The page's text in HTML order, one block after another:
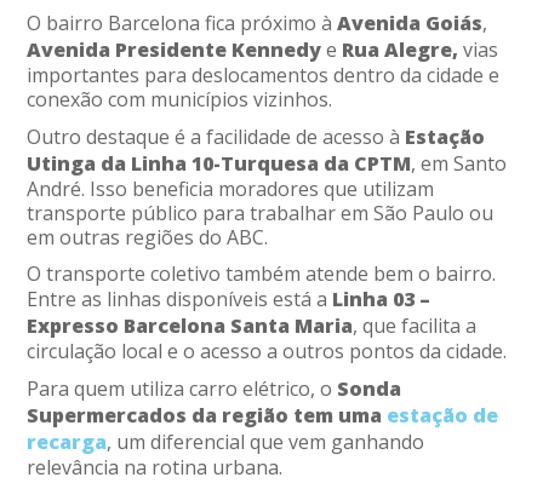
O bairro Barcelona fica próximo àAvenida Goiás,
Avenida Presidente Kennedye Rua Alegre,vias
importantes para deslocamentos dentro da cidade e
conexão com municípios vizinhos.
Outro destaque é a facilidade de acesso à Estação
Utinga da Linha 10-Turquesa da CPTM, em Santo
André. Isso beneficia moradores que utilizam
transporte público para trabalhar em São Paulo ou
em outras regiões do ABC.
O transporte coletivo também atende bem o bairro.
Entre as linhas disponíveis está a Linha 03 –
Expresso Barcelona Santa Maria, que facilita a
circulação local e o acesso a outros pontos da cidade.
Para quem utiliza carro elétrico, o Sonda
Supermercados da região tem uma estação de
recarga, um diferencial que vem ganhando
relevância na rotina urbana.